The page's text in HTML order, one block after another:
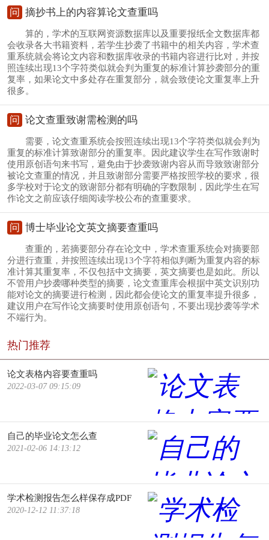
问 摘抄书上的内容算论文查重吗
算的，学术的互联网资源数据库以及重要报纸全文数据库都
会收录各大书籍资料，若学生抄袭了书籍中的相关内容，学术查
重系统就会将论文内容和数据库收录的书籍内容进行比对，并按
照连续出现13个字符类似就会判为重复的标准计算抄袭部分的重
复率，如果论文中多处存在重复部分，就会致使论文重复率上升
很多。
问 论文查重致谢需检测的吗
需要，论文查重系统会按照连续出现13个字符类似就会判为
重复的标准计算致谢部分的重复率。因此建议学生在写作致谢时
使用原创语句来书写，避免由于抄袭致谢内容从而导致致谢部分
被论文查重的情况，并且致谢部分需要严格按照学校的要求，很
多学校对于论文的致谢部分都有明确的字数限制，因此学生在写
作论文之前应该仔细阅读学校公布的查重要求。
问 博士毕业论文英文摘要查重吗
查重的，若摘要部分存在论文中，学术查重系统会对摘要部
分进行查重，并按照连续出现13个字符相似判断为重复内容的标
准计算其重复率，不仅包括中文摘要，英文摘要也是如此。所以
不管用户抄袭哪种类型的摘要，论文查重库会根据中英文识别功
能对论文的摘要进行检测，因此都会使论文的重复率提升很多，
建议用户在写作论文摘要时使用原创语句，不要出现抄袭等学术
不端行为。
热门推荐
论文表格内容要查重吗
2022-03-07 09:15:09
自己的毕业论文怎么查
2021-02-06 14:13:12
学术检测报告怎么样保存成PDF
2020-12-12 11:37:18